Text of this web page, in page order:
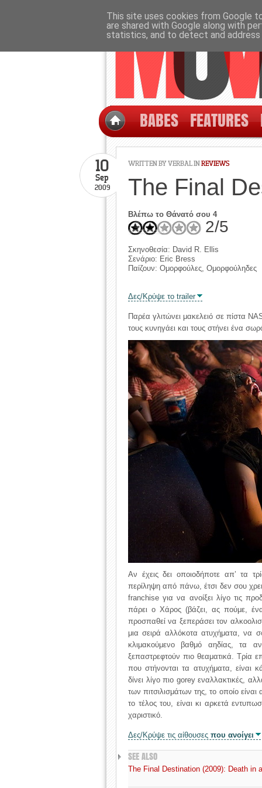
BABES FEATURES
WRITTEN BYVERBALINREVIEWS
10
Sep
2009 The Final
Βλέπω το Θάνατό σου 4
2/5
Σκηνοθεσία: David R. Ellis
Σενάριο: Eric Bress
Παίζουν: Ομορφούλες, Ομορφούληδες
Δες/Κρύψε το trailer
Παρέα γλιτώνει μακελειό σε πίστα
τους κυνηγάει και τους στήνει ένα
Αν έχεις δει οποιοδήποτε απ’ τα
περίληψη από πάνω, έτσι δεν σου
franchise για να ανοίξει λίγο τις
πάρει ο Χάρος (βάζει, ας πούμε,
προσπαθεί να ξεπεράσει τον
μια σειρά αλλόκοτα ατυχήματα, να
κλιμακούμενο βαθμό αηδίας, τα
ξεπαστρεφτούν πιο θεαματικά. Τρία
που στήνονται τα ατυχήματα,
δίνει λίγο πιο gorey εναλλακτικές,
των πιτσιλισμάτων της, το οποίο
το τέλος του, είναι κι αρκετά
χαριστικό.
Δες/Κρύψε τις αίθουσες που ανοίγει
SEE ALSO
The Final Destination (2009): Death in
This site uses cookies from Google
are shared with Google along with
statistics, and to detect and address